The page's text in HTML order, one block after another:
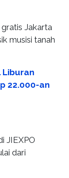
Jakarta
musisi tanah
Liburan
22.000-an
JIEXPO
dari